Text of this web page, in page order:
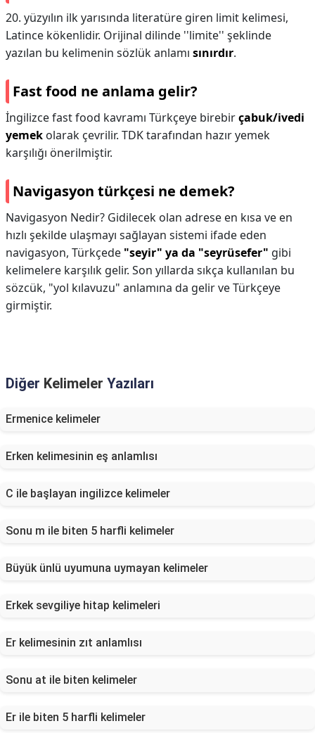
20. yüzyılın ilk yarısında literatüre giren limit kelimesi,
Latince kökenlidir. Orijinal dilinde ''limite'' şeklinde
yazılan bu kelimenin sözlük anlamı sınırdır.
Fast food ne anlama gelir?
İngilizce fast food kavramı Türkçeye birebirçabuk/ivedi
yemek olarak çevrilir. TDK tarafından hazır yemek
karşılığı önerilmiştir.
Navigasyon türkçesi ne demek?
Navigasyon Nedir? Gidilecek olan adrese en kısa ve en
hızlı şekilde ulaşmayı sağlayan sistemi ifade eden
navigasyon, Türkçede "seyir" ya da "seyrüsefer" gibi
kelimelere karşılık gelir. Son yıllarda sıkça kullanılan bu
sözcük, "yol kılavuzu" anlamına da gelir ve Türkçeye
girmiştir.
Diğer Kelimeler Yazıları
Ermenice kelimeler
Erken kelimesinin eş anlamlısı
C ile başlayan ingilizce kelimeler
Sonu m ile biten 5 harfli kelimeler
Büyük ünlü uyumuna uymayan kelimeler
Erkek sevgiliye hitap kelimeleri
Er kelimesinin zıt anlamlısı
Sonu at ile biten kelimeler
Er ile biten 5 harfli kelimeler